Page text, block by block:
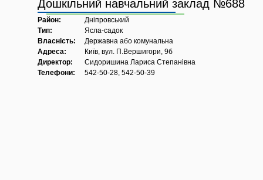
Дошкільний навчальний заклад №688
Район:
Дніпровський
Тип:
Ясла-садок
Власність:
Державна або комунальна
Адреса:
Київ, вул. П.Вершигори, 9б
Директор:
Сидоришина Лариса Степанівна
Телефони:
542-50-28, 542-50-39